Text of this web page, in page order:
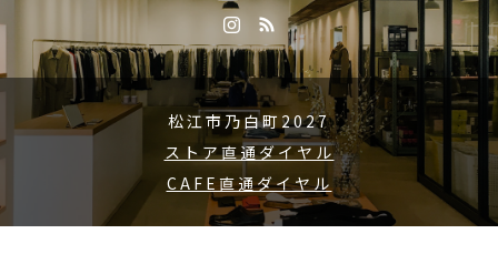
松江市乃白町2027
ストア直通ダイヤル
CAFE直通ダイヤル